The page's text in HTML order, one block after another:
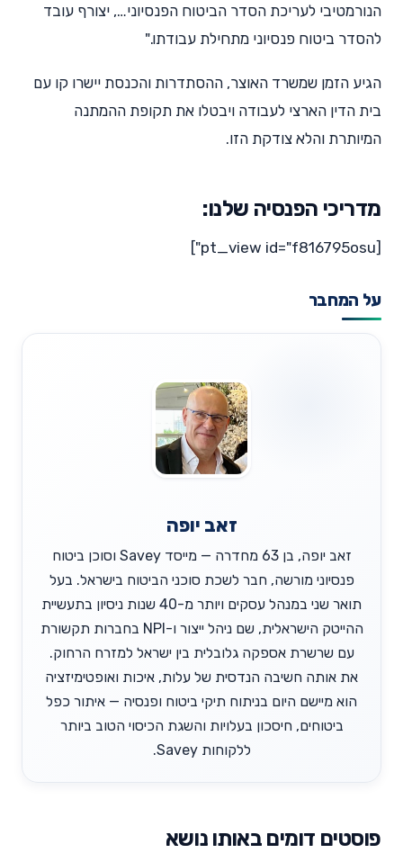
הנורמטיבי לעריכת הסדר הביטוח הפנסיוני…, יצורף עובד
להסדר ביטוח פנסיוני מתחילת עבודתו."
הגיע הזמן שמשרד האוצר, ההסתדרות והכנסת יישרו קו עם
בית הדין הארצי לעבודה ויבטלו את תקופת ההמתנה
המיותרת והלא צודקת הזו.
מדריכי הפנסיה שלנו:
[pt_view id="f816795osu"]
על המחבר
זאב יופה
זאב יופה, בן 63 מחדרה — מייסד Savey וסוכן ביטוח
פנסיוני מורשה, חבר לשכת סוכני הביטוח בישראל. בעל
תואר שני במנהל עסקים ויותר מ-40 שנות ניסיון בתעשיית
ההייטק הישראלית, שם ניהל ייצור ו-NPI בחברות תקשורת
עם שרשרת אספקה גלובלית בין ישראל למזרח הרחוק.
את אותה חשיבה הנדסית של עלות, איכות ואופטימיזציה
הוא מיישם היום בניתוח תיקי ביטוח ופנסיה — איתור כפל
ביטוחים, חיסכון בעלויות והשגת הכיסוי הטוב ביותר
ללקוחות Savey.
פוסטים דומים באותו נושא